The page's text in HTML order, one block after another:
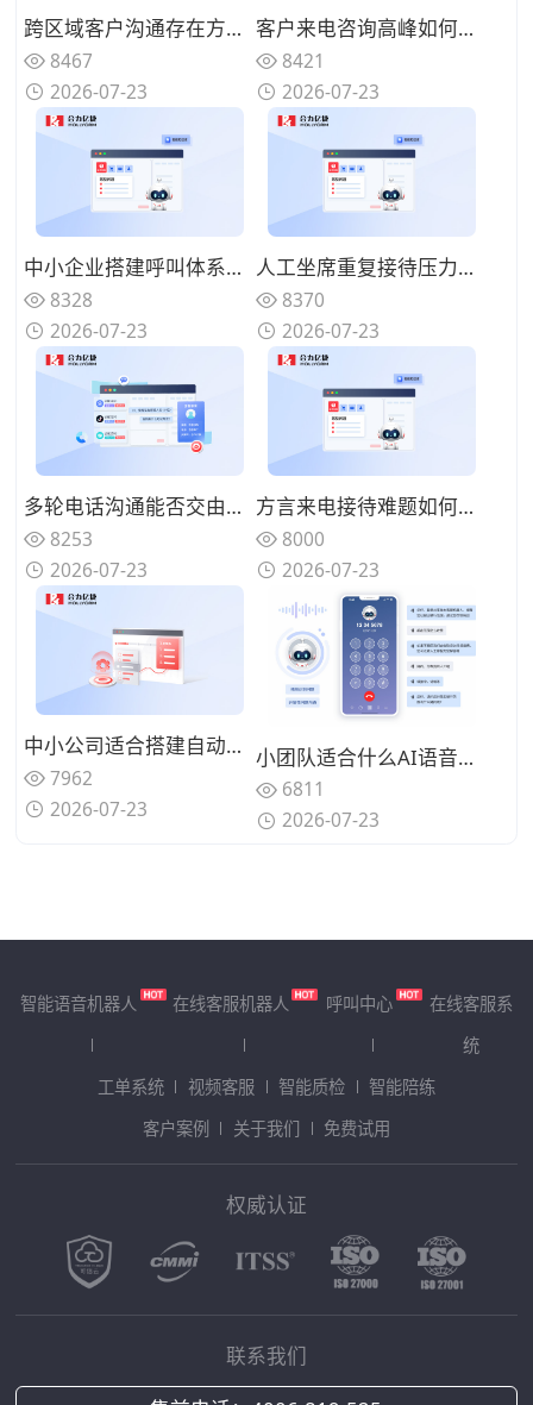
跨区域客户沟通存在方言障碍，具备方言识别的AI语音机器人怎么选择？
8467
2026-07-23
客户来电咨询高峰如何分流疏导，AI语音机器人可以承接哪些咨询业务？
8421
2026-07-23
中小企业搭建呼叫体系怎样控制投入？轻量化AI语音机器人该如何部署？
8328
2026-07-23
人工坐席重复接待压力如何缓解？AI语音机器人如何构建人机协同体系？
8370
2026-07-23
多轮电话沟通能否交由系统完成？优质AI语音机器人具备哪些特征？
8253
2026-07-23
方言来电接待难题如何解决？具备方言识别能力的AI语音机器人怎么筛选？
8000
2026-07-23
中小公司适合搭建自动化呼叫体系吗？轻量化AI语音机器人怎么落地？
7962
2026-07-23
小团队适合什么AI语音机器人？2026年小团队选用AI语音机器人需要关注哪些要点
6811
2026-07-23
智能语音机器人 在线客服机器人 呼叫中心
在线客服系
统
工单系统
视频客服 智能质检
智能陪练
客户案例
关于我们 免费试用
权威认证
联系我们